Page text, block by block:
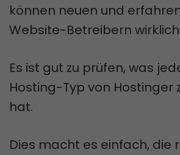
können neuen und
Website-Betreibern
Es ist gut zu prüfen, was
Hosting-Typ von Hostinger
hat.
Dies macht es einfach, die